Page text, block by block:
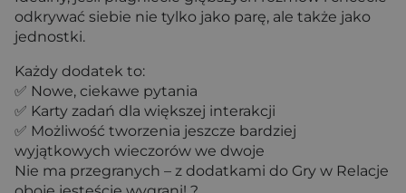
odkrywać siebie nie tylko jako parę, ale także jako
jednostki.
Każdy dodatek to:
✅ Nowe, ciekawe pytania
✅ Karty zadań dla większej interakcji
✅ Możliwość tworzenia jeszcze bardziej
wyjątkowych wieczorów we dwoje
Nie ma przegranych – z dodatkami do Gry w Relacje